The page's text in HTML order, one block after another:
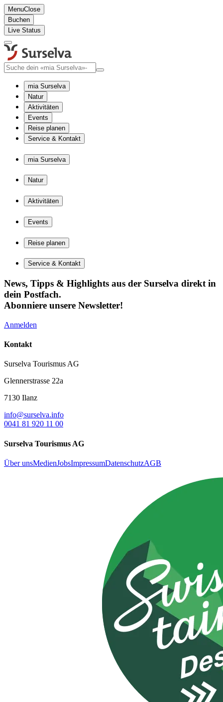
MenuClose
Buchen
Live Status
mia Surselva
Natur
Aktivitäten
Events
Reise planen
Service & Kontakt
mia Surselva
Natur
Aktivitäten
Events
Reise planen
Service & Kontakt
News, Tipps & Highlights aus der Surselva direkt in
dein Postfach.
Abonniere unsere Newsletter!
Anmelden
Kontakt
Surselva Tourismus AG
Glennerstrasse 22a
7130 Ilanz
info@surselva.info
0041 81 920 11 00
Surselva Tourismus AG
Über unsMedienJobsImpressumDatenschutzAGB